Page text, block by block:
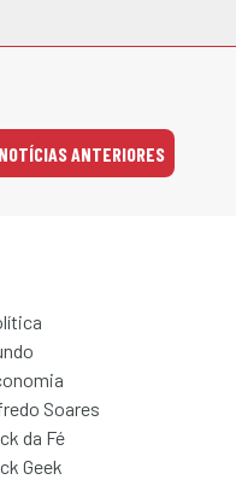
ANTERIORES
Soares
da Fé
Geek